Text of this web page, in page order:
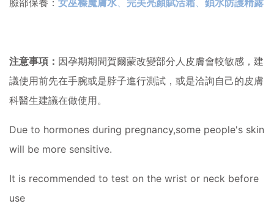
臉部保養： 女巫榛魔膚水、 完美亮顏賦活霜、 鎖水防護精露
注意事項： 因孕期期間賀爾蒙改變部分人皮膚會較敏感，建
議使用前先在手腕或是脖子進行測試，或是洽詢自己的皮膚
科醫生建議在做使用。
Due to hormones during pregnancy,some people's skin
will be more sensitive.
It is recommended to test on the wrist or neck before
use